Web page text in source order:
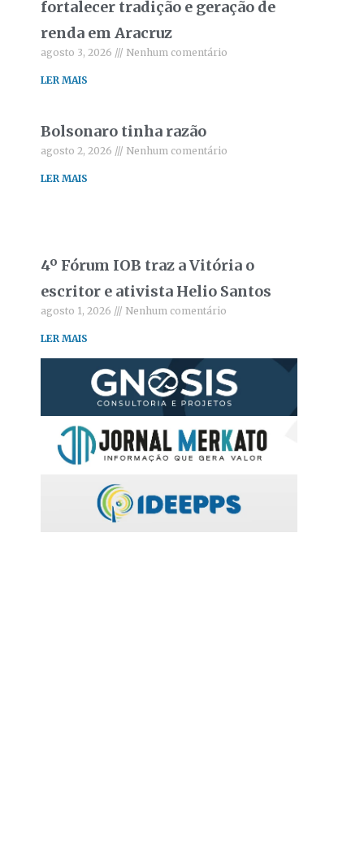
fortalecer tradição e geração de
renda em Aracruz
agosto 3, 2026 Nenhum comentário
LER MAIS
Bolsonaro tinha razão
agosto 2, 2026 Nenhum comentário
LER MAIS
4º Fórum IOB traz a Vitória o
escritor e ativista Helio Santos
agosto 1, 2026 Nenhum comentário
LER MAIS